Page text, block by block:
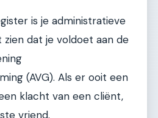
is je administratieve
zien dat je voldoet aan de
(AVG). Als er ooit een
klacht van een cliënt,
vriend.